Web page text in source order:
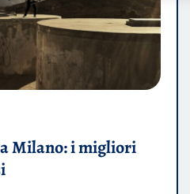
Milano: i migliori